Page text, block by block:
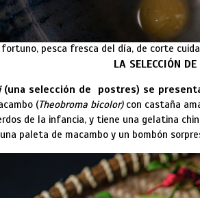
pesca fresca del día, de corte
LA SELECCIÓN
(una selección de postres) se
(Theobroma bicolor)con castaña
de la infancia, y tiene una gelatina
paleta de macambo y un bombón